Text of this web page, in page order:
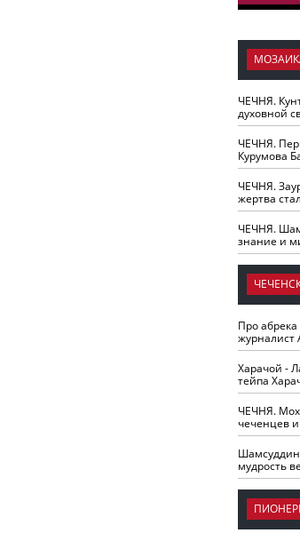
ЧЕЧНЯ.
духовной
ЧЕЧНЯ.
Курумова
ЧЕЧНЯ.
жертва
ЧЕЧНЯ.
знание и
Про
журналист
Харачой -
тейпа
ЧЕЧНЯ.
чеченцев
мудрость